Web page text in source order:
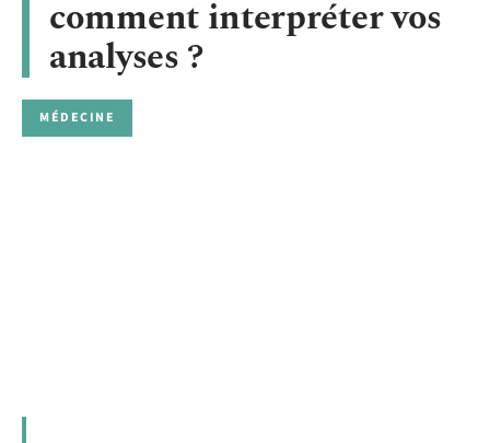
comment interpréter vos
analyses ?
MÉDECINE